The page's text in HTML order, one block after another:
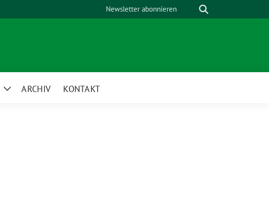
Newsletter abonnieren Suche
ZeigeARCHIV KONTAKT